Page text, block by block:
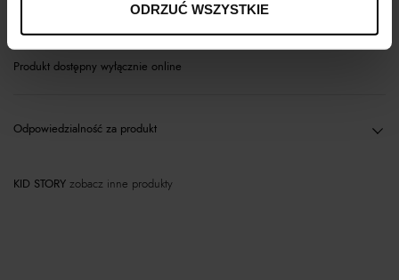
ODRZUĆ WSZYSTKIE
Produkt dostępny wyłącznie online
Odpowiedzialność za produkt
KID STORY zobacz inne produkty